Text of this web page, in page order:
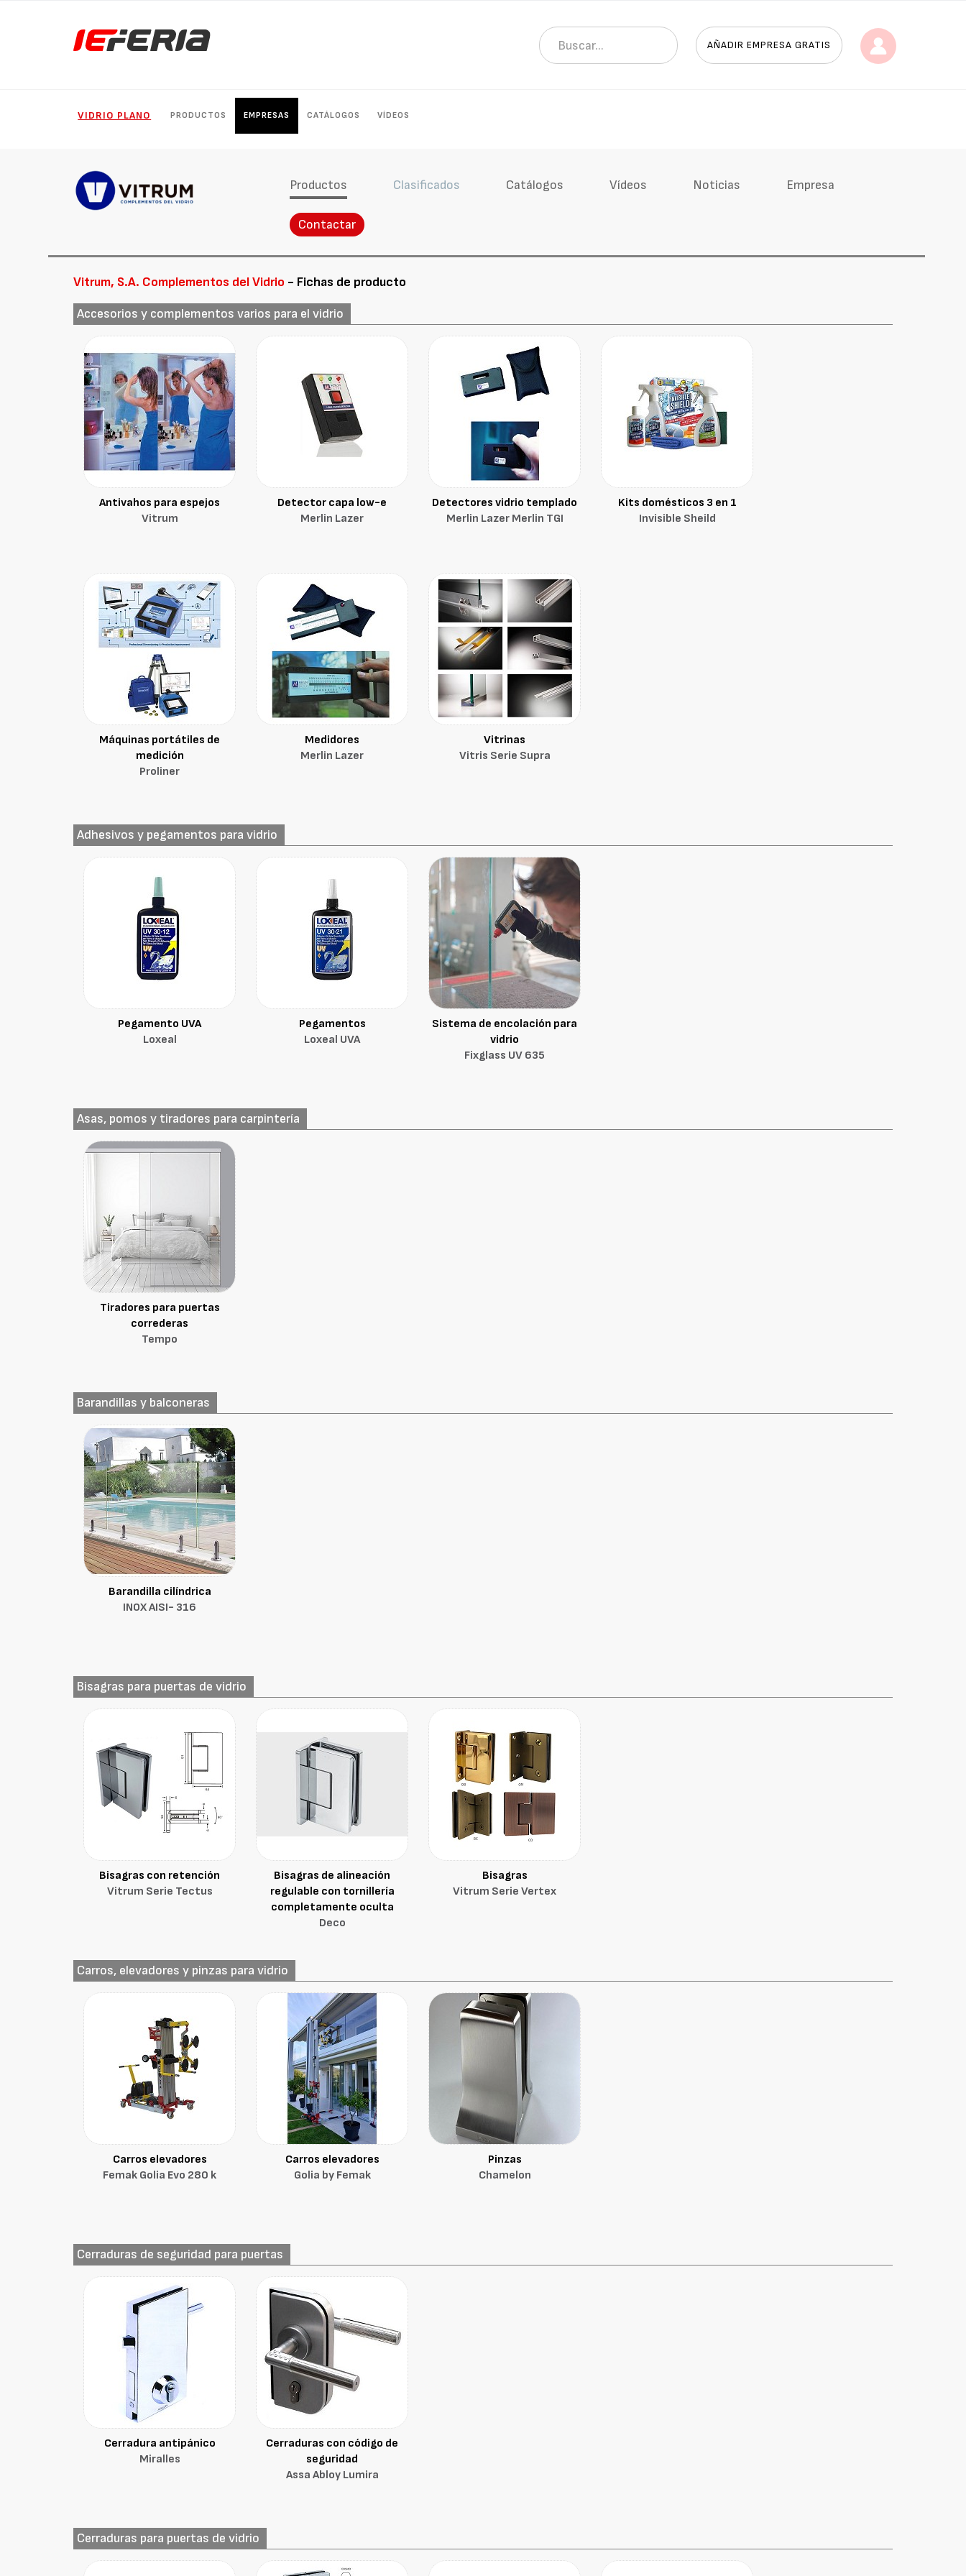
AÑADIR EMPRESA GRATIS
VIDRIO PLANO PRODUCTOS EMPRESAS CATÁLOGOS VÍDEOS
Productos Clasificados Catálogos Vídeos Noticias Empresa
Contactar
Vitrum, S.A. Complementos del Vidrio - Fichas de producto
Accesorios y complementos varios para el vidrio
Antivahos para espejos
Vitrum
Detector capa low-e
Merlin Lazer
Detectores vidrio templado
Merlin Lazer Merlin TGI
Kits domésticos 3 en 1
Invisible Sheild
Máquinas portátiles de
medición
Proliner
Medidores
Merlin Lazer
Vitrinas
Vitris Serie Supra
Adhesivos y pegamentos para vidrio
Pegamento UVA
Loxeal
Pegamentos
Loxeal UVA
Sistema de encolación para
vidrio
Fixglass UV 635
Asas, pomos y tiradores para carpintería
Tiradores para puertas
correderas
Tempo
Barandillas y balconeras
Barandilla cilíndrica
INOX AISI- 316
Bisagras para puertas de vidrio
Bisagras con retención
Vitrum Serie Tectus
Bisagras de alineación
regulable con tornillería
completamente oculta
Deco
Bisagras
Vitrum Serie Vertex
Carros, elevadores y pinzas para vidrio
Carros elevadores
Femak Golia Evo 280 k
Carros elevadores
Golia by Femak
Pinzas
Chamelon
Cerraduras de seguridad para puertas
Cerradura antipánico
Miralles
Cerraduras con código de
seguridad
Assa Abloy Lumira
Cerraduras para puertas de vidrio